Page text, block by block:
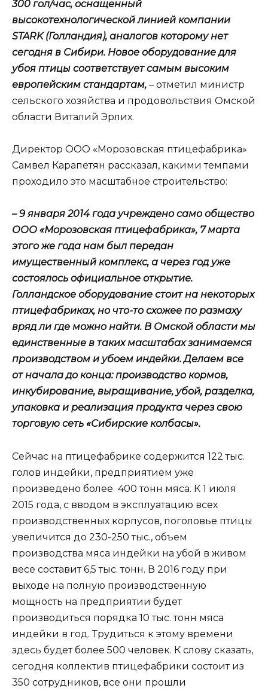
300 гол/час, оснащенный
высокотехнологической линией компании
STARK (Голландия), аналогов которому нет
сегодня в Сибири. Новое оборудование для
убоя птицы соответствует самым высоким
европейским стандартам, – отметил министр
сельского хозяйства и продовольствия Омской
области Виталий Эрлих.
Директор ООО «Морозовская птицефабрика»
Самвел Карапетян рассказал, какими темпами
проходило это масштабное строительство:
– 9 января 2014 года учреждено само общество
ООО «Морозовская птицефабрика», 7 марта
этого же года нам был передан
имущественный комплекс, а через год уже
состоялось официальное открытие.
Голландское оборудование стоит на некоторых
птицефабриках, но что-то схожее по размаху
вряд ли где можно найти. В Омской области мы
единственные в таких масштабах занимаемся
производством и убоем индейки. Делаем все
от начала до конца: производство кормов,
инкубирование, выращивание, убой, разделка,
упаковка и реализация продукта через свою
торговую сеть «Сибирские колбасы».
Сейчас на птицефабрике содержится 122 тыс.
голов индейки, предприятием уже
произведено более 400 тонн мяса. К 1 июля
2015 года, с вводом в эксплуатацию всех
производственных корпусов, поголовье птицы
увеличится до 230-250 тыс., объем
производства мяса индейки на убой в живом
весе составит 6,5 тыс. тонн. В 2016 году при
выходе на полную производственную
мощность на предприятии будет
производиться порядка 10 тыс. тонн мяса
индейки в год. Трудиться к этому времени
здесь будет более 500 человек. К слову сказать,
сегодня коллектив птицефабрики состоит из
350 сотрудников, все они прошли